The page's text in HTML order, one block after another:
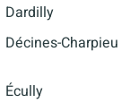
Dardilly
Décines-Charpieu
Écully